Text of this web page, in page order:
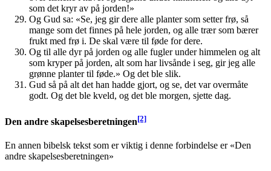
som det kryr av på jorden!»
Og Gud sa: «Se, jeg gir dere alle planter som setter frø, så
mange som det finnes på hele jorden, og alle trær som bærer
frukt med frø i. De skal være til føde for dere.
Og til alle dyr på jorden og alle fugler under himmelen og alt
som kryper på jorden, alt som har livsånde i seg, gir jeg alle
grønne planter til føde.» Og det ble slik.
Gud så på alt det han hadde gjort, og se, det var overmåte
godt. Og det ble kveld, og det ble morgen, sjette dag.
Den andre skapelsesberetningen[2]
En annen bibelsk tekst som er viktig i denne forbindelse er «Den
andre skapelsesberetningen»